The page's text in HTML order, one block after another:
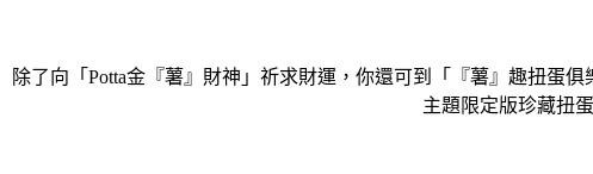
除了向「Potta金『薯』財神」祈求財運，你還可到「『薯』趣扭蛋
主題限定版珍藏扭